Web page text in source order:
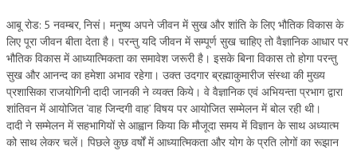
OTHER COURSES
BRAHMAKUMARIS OPINION BOOK
NEWS/EVENTS
NATIONAL NEWS
आबू रोड: 5 नवम्बर, निसं। मनुष्य अपने जीवन में सुख और शांति के लिए भौतिक विकास के
लिए पूरा जीवन बीता देता है। परन्तु यदि जीवन में सम्पूर्ण सुख चाहिए तो वैज्ञानिक आधार पर
भौतिक विकास में आध्यात्मिकता का समावेश जरूरी है। इसके बिना विकास तो होगा परन्तु
सुख और आनन्द का हमेशा अभाव रहेगा। उक्त उदगार ब्रह्माकुमारीज संस्था की मुख्य
प्रशासिका राजयोगिनी दादी जानकी ने व्यक्त किये। वे वैज्ञानिक एवं अभियन्ता प्रभाग द्वारा
शांतिवन में आयोजित ‘वाह जिन्दगी वाह’ विषय पर आयोजित सम्मेलन में बोल रही थी।
दादी ने सम्मेलन में सहभागियों से आह्वान किया कि मौजूदा समय में विज्ञान के साथ अध्यात्म
को साथ लेकर चलें। पिछले कुछ वर्षों में आध्यात्मिकता और योग के प्रति लोगों का रूझान